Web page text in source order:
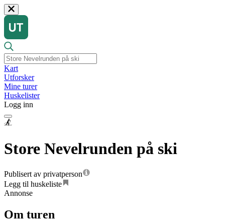
Kart
Utforsker
Mine turer
Huskelister
Logg inn
Store Nevelrunden på ski
Publisert av privatperson
Legg til huskeliste
Annonse
Om turen